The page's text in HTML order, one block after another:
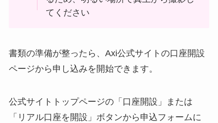
てください
書類の準備が整ったら、Axi公式サイトの口座開設
ページから申し込みを開始できます。
公式サイトトップページの「口座開設」または
「リアル口座を開設」ボタンから申込フォームに